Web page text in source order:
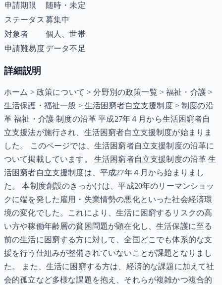
申請期限
随時・未定
ステータス 募集中
対象者
個人、世帯
申請難易度データ不足
詳細説明
ホーム > 政策について > 分野別の政策一覧 > 福祉・介護 >
生活保護・福祉一般 > 生活困窮者自立支援制度 > 制度の沿
革 福祉・介護 制度の沿革 平成27年４月から生活困窮者自
立支援法が施行され、生活困窮者自立支援制度が始まりま
した。 このページでは、生活困窮者自立支援制度の沿革に
ついて掲載しています。 生活困窮者自立支援制度の沿革 生
活困窮者自立支援制度は、平成27年４月から始まりまし
た。 本制度創設のきっかけは、平成20年のリーマンショッ
クに端を発した雇用・失業情勢の悪化といった社会経済環
境の変化でした。これにより、生活に困窮するリスクの高
い方や稼働年齢層の貧困問題が顕在化し、生活保護に至る
前の生活に困窮する方に対して、全国どこでも体系的な支
援を行う仕組みが整備されていないことが課題となりまし
た。 また、生活に困窮する方は、経済的な課題に加えて社
会的孤立など多様な課題を抱え、それらが複雑かつ複合的